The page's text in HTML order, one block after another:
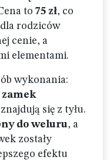
to 75 zł, co
rodziców
cenie, a
elementami.
wykonania:
zamek
się z tyłu.
do weluru, a
zostały
efektu